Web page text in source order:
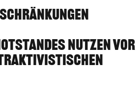
nutzen vor